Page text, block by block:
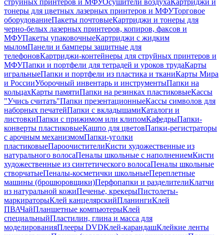
струйных принтеров и МФУОсушители воздухаКартриджи и
тонеры для цветных лазерных принтеров и МФУТорговое
оборудованиеПакеты почтовыеКартриджи и тонеры для
черно-белых лазерных принтеров, копиров, факсов и
МФУПакеты упаковочныеКартриджи с жидким
мыломПанели и бамперы защитные для
телефоновКартриджи-контейнеры для струйных принтеров и
МФУПапки и портфели для тетрадей и уроков трудаКарты
игральныеПапки и портфели из пластика и тканиКарты Мира
и РоссииУборочный инвентарь и инструментыПапки на
кольцахКарты памятиПапки на резинках пластиковыеКассы
"Учись считать"Папки презентационныеКассы символов для
наборных печатейПапки с вкладышамиКаталоги и
листовкиПапки с прижимом или клипомКафедрыПапки-
конверты пластиковыеКашпо для цветовПапки-регистраторы
с арочным механизмомПапки-уголки
пластиковыеПароочистителиКисти художественные из
натурального волосаПеналы школьные с наполнениемКисти
художественные из синтетического волосаПеналы школьные
створчатыеПеналы-косметички школьныеПереплетные
машины (брошюровщики)Перфопапки и разделителиКлатчи
из натуральной кожиПеченье, крекерыПистолеты-
маркираторыКлей канцелярскийПланингиКлей
ПВАЧайПланшетные компьютерыКлей
специальныйПластилин, глина и масса для
моделированияПлееры DVDКлей-карандашКлейкие ленты